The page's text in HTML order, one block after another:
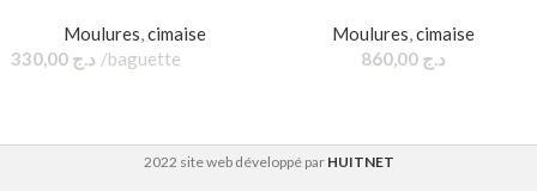
Moulures,cimaise
د.ج 330,00
Moulures,cimaise
د.ج 860,00
2022 site web développé par HUITNET